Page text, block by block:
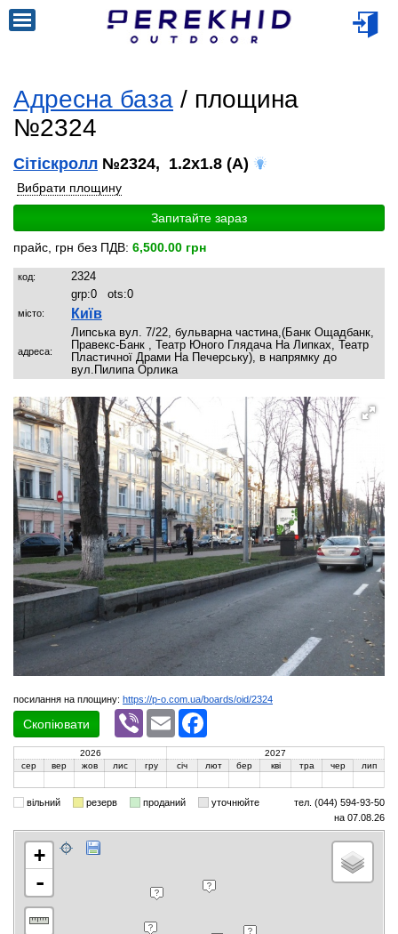
Адресна база / площина
№2324
Сітіскролл №2324, 1.2x1.8 (A)
Вибрати площину
Запитайте зараз
прайс, грн без ПДВ: 6,500.00 грн
код:
2324
grp:0 ots:0
місто: Київ
адреса:
Липська вул. 7/22, бульварна частина,(Банк Ощадбанк,
Правекс-Банк , Театр Юного Глядача На Липках, Театр
Пластичної Драми На Печерську), в напрямку до
вул.Пилипа Орлика
посилання на площину: https://p-o.com.ua/boards/oid/2324
Скопіювати
Viber Email
2026
2027
сер
вер жов лис гру січ лют бер кві тра чер лип
вільний резерв проданий уточнюйте
тел. (044) 594-93-50
на 07.08.26
+
-